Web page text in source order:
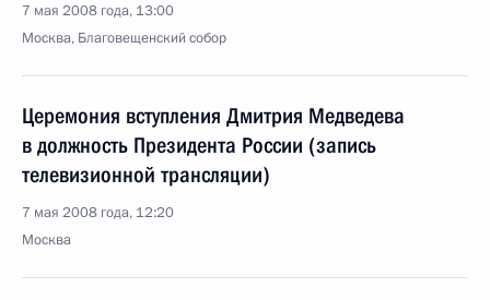
7 мая 2008 года, 13:00
Москва, Благовещенский собор
Церемония вступления Дмитрия Медведева
в должность Президента России (запись
телевизионной трансляции)
7 мая 2008 года, 12:20
Москва